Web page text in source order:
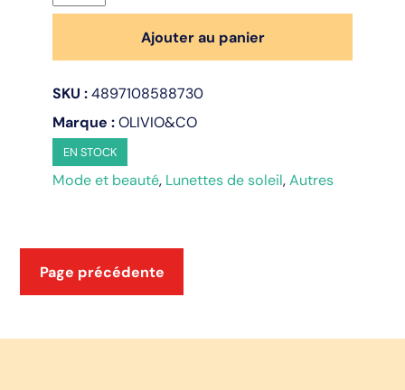
de
3-
5
ans
-
Classic
oval-
polarisée
-
beige
Ajouter au panier
SKU : 4897108588730
Marque : OLIVIO&CO
EN STOCK
Mode et beauté, Lunettes de soleil,Autres
Page précédente